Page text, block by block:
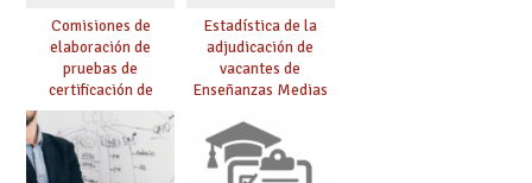
Comisiones de
elaboración de
pruebas de
certificación de
competencia
lingüística: publicada
resolución definitiva
Estadística de la
adjudicación de
vacantes de
Enseñanzas Medias